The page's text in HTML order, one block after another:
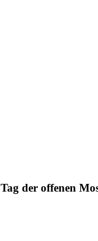
Tag der offenen